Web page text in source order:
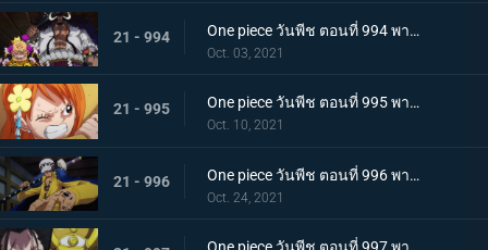
21 - 994 One piece วันพีช ตอนที่ 994 พากย์ไทย ปลอกดาบแดงดวลกันตัวต่อตัว คิคุโนะโจ ปะทะ คันจูโร่
Oct. 03, 2021
21 - 995 One piece วันพีช ตอนที่ 995 พากย์ไทย จู่โจมปณิธานของโอเด้งที่สืบทอดมา
Oct. 10, 2021
21 - 996 One piece วันพีช ตอนที่ 996 พากย์ไทย โอนิกาชิมะสั่นสะเทือน ลูฟี่เริ่มสงครามเต็มรูปแบบ
Oct. 24, 2021